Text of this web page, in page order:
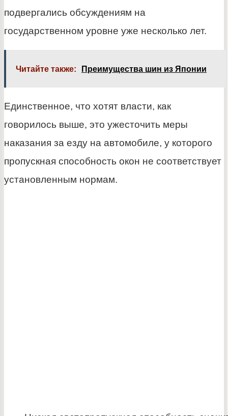
подвергались обсуждениям на
государственном уровне уже несколько лет.
Читайте также: Преимущества шин из Японии
Единственное, что хотят власти, как
говорилось выше, это ужесточить меры
наказания за езду на автомобиле, у которого
пропускная способность окон не соответствует
установленным нормам.